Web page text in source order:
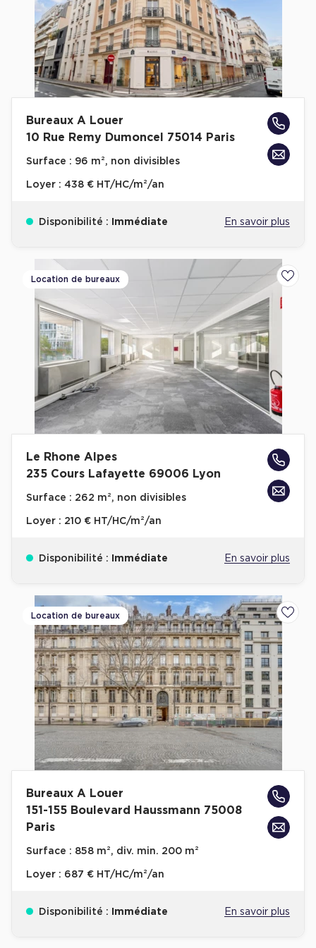
Achat de Commerces
Achat de Commerces à Nîmes
Achat de Commerces à Toulouse
Achat de Commerces à Marseille
Bureaux privés à Paris
Bureaux privés à Marseille
Bureaux privés à Neuilly-sur-Seine
Bureaux privés à Lille
Plateaux opérés
Plateaux opérés à Paris
Plateaux opérés à Lyon
Plateaux opérés à Neuilly-sur-Seine
Plateaux opérés à Saint-Ouen
Plateaux opérés à Boulogne-Billancourt
Bureaux privés avec terrasse
Guide & Conseils
Livrets blancs & Études
Cas Clients
Bureaux A Louer
10 Rue Remy Dumoncel 75014 Paris
Surface : 96 m², non divisibles
Loyer : 438 € HT/HC/m²/an
Disponibilité : Immédiate En savoir plus
Location de bureaux
Le Rhone Alpes
235 Cours Lafayette 69006 Lyon
Surface : 262 m², non divisibles
Loyer : 210 € HT/HC/m²/an
Disponibilité : Immédiate En savoir plus
Location de bureaux
Bureaux A Louer
151-155 Boulevard Haussmann 75008
Paris
Surface : 858 m², div. min. 200 m²
Loyer : 687 € HT/HC/m²/an
Disponibilité : Immédiate En savoir plus